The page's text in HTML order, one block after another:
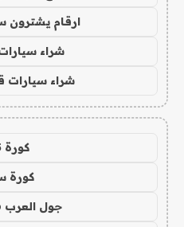
ارقام يشترون
شراء
شراء سيارات
كورة 365
كورة
جول العرب goalarab